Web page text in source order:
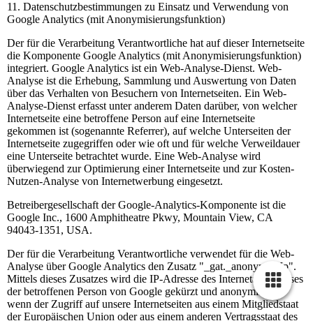
11. Datenschutzbestimmungen zu Einsatz und Verwendung von
Google Analytics (mit Anonymisierungsfunktion)
Der für die Verarbeitung Verantwortliche hat auf dieser Internetseite
die Komponente Google Analytics (mit Anonymisierungsfunktion)
integriert. Google Analytics ist ein Web-Analyse-Dienst. Web-
Analyse ist die Erhebung, Sammlung und Auswertung von Daten
über das Verhalten von Besuchern von Internetseiten. Ein Web-
Analyse-Dienst erfasst unter anderem Daten darüber, von welcher
Internetseite eine betroffene Person auf eine Internetseite
gekommen ist (sogenannte Referrer), auf welche Unterseiten der
Internetseite zugegriffen oder wie oft und für welche Verweildauer
eine Unterseite betrachtet wurde. Eine Web-Analyse wird
überwiegend zur Optimierung einer Internetseite und zur Kosten-
Nutzen-Analyse von Internetwerbung eingesetzt.
Betreibergesellschaft der Google-Analytics-Komponente ist die
Google Inc., 1600 Amphitheatre Pkwy, Mountain View, CA
94043-1351, USA.
Der für die Verarbeitung Verantwortliche verwendet für die Web-
Analyse über Google Analytics den Zusatz "_gat._anonymizeIp".
Mittels dieses Zusatzes wird die IP-Adresse des Internetanschlusses
der betroffenen Person von Google gekürzt und anonymisiert,
wenn der Zugriff auf unsere Internetseiten aus einem Mitgliedstaat
der Europäischen Union oder aus einem anderen Vertragsstaat des